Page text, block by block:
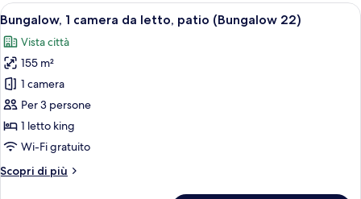
Apri
tutte
le
foto
per
Bungalow,
1
camera
letto,
Bungalow, 1 camera da letto, patio
13
Bungalow, 1 camera da letto, patio (Bungalow 22)
Vista città
155 m²
1 camera
Per 3 persone
1 letto king
Wi-Fi gratuito
Scopri di più
Altri